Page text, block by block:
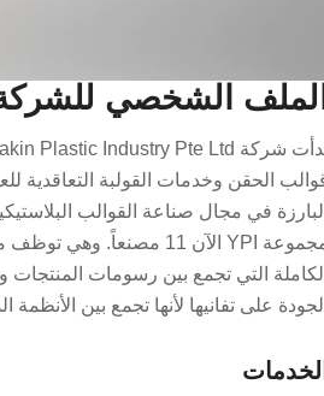
الشخصي
في مجال صناعة القوالب
على تفانيها لأنها تجمع بين